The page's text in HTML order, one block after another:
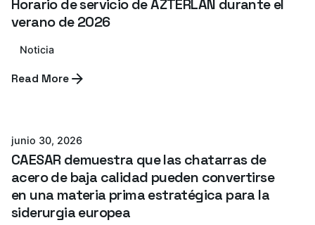
Horario de servicio de AZTERLAN durante el
verano de 2026
Noticia
Read More
Posted by
junio 30, 2026
CAESAR demuestra que las chatarras de
acero de baja calidad pueden convertirse
en una materia prima estratégica para la
siderurgia europea